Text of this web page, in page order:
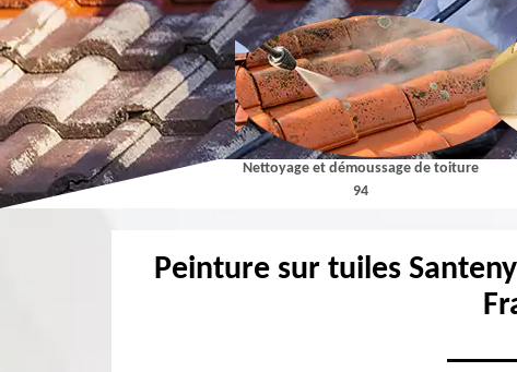
Couvreur 94
Nettoyage et démoussage de toiture
94
Peinture sur tuiles